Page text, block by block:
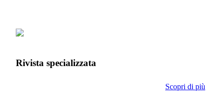
Rivista specializzata
Scopri di più